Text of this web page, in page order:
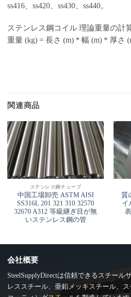
ss416、ss420、ss430、ss440。
ステンレス鋼コイル 理論重量の計
重量 (kg) = 長さ (m) * 幅 (m) * 厚さ
関連商品
ステンレス鋼チューブ
中国工場卸売 ASTM AISI
SS316L 201 321 310 32570
32670 A312 等級継ぎ目が無
いステンレス鋼の管
質
イ
会社概要
SteelSupplyDirectは信頼できるスチール
レススチール、亜鉛メッキスチール、